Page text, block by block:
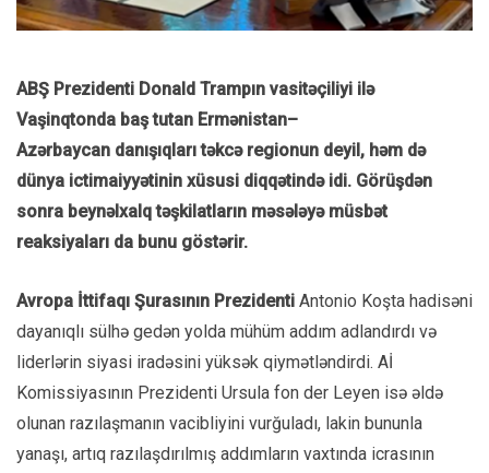
ABŞ Prezidenti Donald Trampın vasitəçiliyi ilə
Vaşinqtonda baş tutan Ermənistan–
Azərbaycan danışıqları təkcə regionun deyil, həm də
dünya ictimaiyyətinin xüsusi diqqətində idi. Görüşdən
sonra beynəlxalq təşkilatların məsələyə müsbət
reaksiyaları da bunu göstərir.
Avropa İttifaqı Şurasının Prezidenti Antonio Koşta hadisəni
dayanıqlı sülhə gedən yolda mühüm addım adlandırdı və
liderlərin siyasi iradəsini yüksək qiymətləndirdi. Aİ
Komissiyasının Prezidenti Ursula fon der Leyen isə əldə
olunan razılaşmanın vacibliyini vurğuladı, lakin bununla
yanaşı, artıq razılaşdırılmış addımların vaxtında icrasının